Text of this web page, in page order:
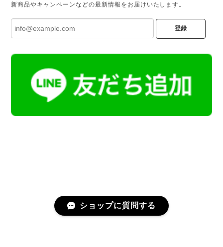
新商品やキャンペーンなどの最新情報をお届けいたします。
登録
ショップに質問する